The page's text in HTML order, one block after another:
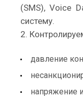
(SMS), Voice
систему.
2.
давление
напряжение